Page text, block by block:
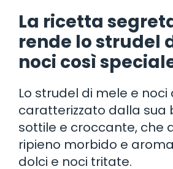
La ricetta
rende lo strudel
noci così
Lo strudel di mele e noci
caratterizzato dalla sua
sottile e croccante, che
ripieno morbido e
dolci e noci tritate.